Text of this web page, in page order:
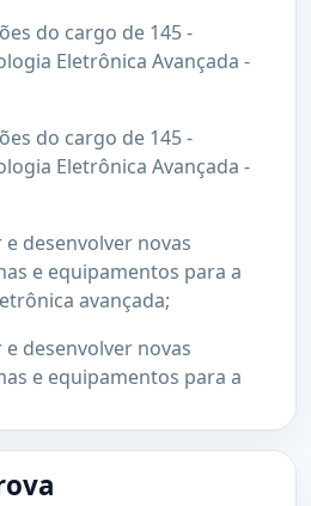
do cargo de 145 -
Eletrônica Avançada -
do cargo de 145 -
Eletrônica Avançada -
desenvolver novas
e equipamentos para a
avançada;
desenvolver novas
e equipamentos para a